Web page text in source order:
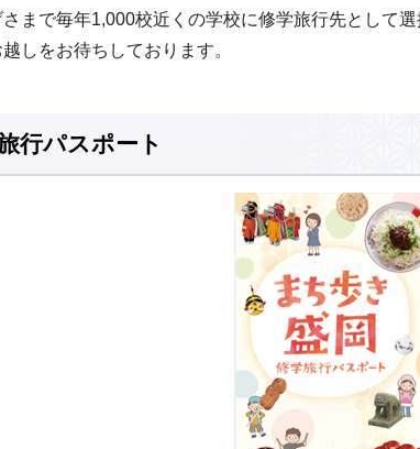
さまで毎年1,000校近くの学校に修学旅行先として
越しをお待ちしております。
行パスポート